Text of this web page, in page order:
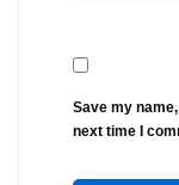
Save my
next time I